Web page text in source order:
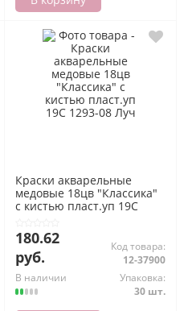
Краски акварельные
медовые 18цв "Классика"
с кистью пласт.уп 19С
180.62
руб.
Код товара:
12-37900
В наличии
Упаковка:
30 шт.